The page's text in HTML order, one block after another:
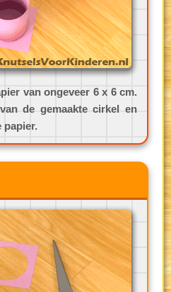
van ongeveer 6 x 6 cm.
de gemaakte cirkel en
papier.